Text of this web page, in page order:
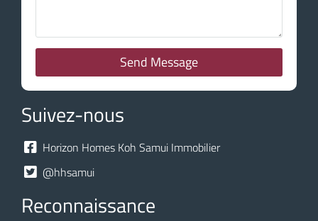
Send Message
Suivez-nous
Horizon Homes Koh Samui Immobilier
@hhsamui
Reconnaissance